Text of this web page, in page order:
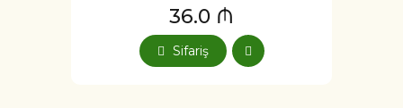
36.0 ₼
Sifariş